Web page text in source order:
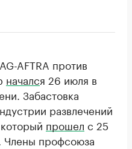
AFTRA против
начался 26 июля в
Забастовка
развлечений
, который прошел с 25
Члены профсоюза